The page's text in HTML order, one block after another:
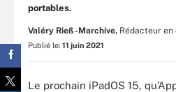
portables.
Valéry Rieß-Marchive, Rédacteur en
Publié le: 11 juin 2021
Le prochain iPadOS 15,